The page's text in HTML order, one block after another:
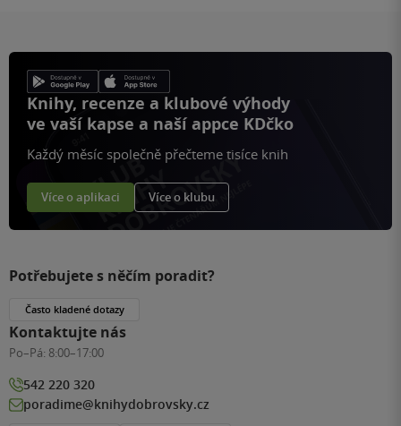
Knihy, recenze a klubové výhody
ve vaší kapse a naší appce KDčko
Každý měsíc společně přečteme tisíce knih
Více o aplikaci Více o klubu
Potřebujete s něčím poradit?
Často kladené dotazy
Kontaktujte nás
Po–Pá: 8:00–17:00
542 220 320
poradime@knihydobrovsky.cz